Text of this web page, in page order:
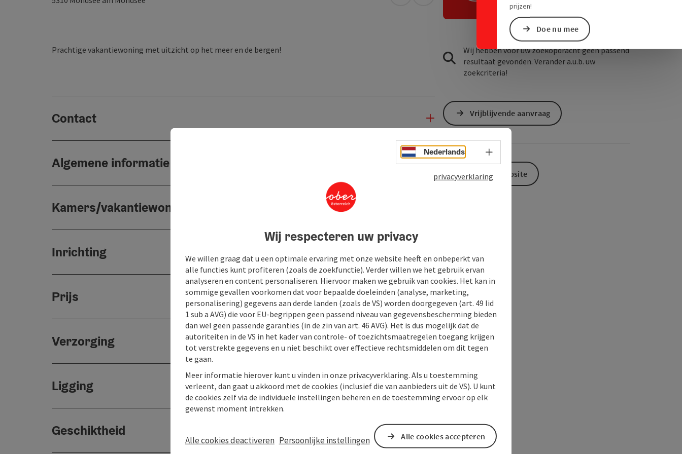
prijzen!
Doe nu mee
Prachtige vakantiewoning met uitzicht op het meer en de bergen!
Contact
Algemene informatie
Kamers/vakantiewoningen
Inrichting
Prijs
Verzorging
Ligging
Geschiktheid
Wij hebben voor uw zoekopdracht geen passend
resultaat gevonden. Verander a.u.b. uw
zoekcriteria!
Vrijblijvende aanvraag
Naar de website
Nederlands Taalkeuze - menu openen
privacyverklaring
Wij respecteren uw privacy
We willen graag dat u een optimale ervaring met onze website heeft en onbeperkt van
alle functies kunt profiteren (zoals de zoekfunctie). Verder willen we het gebruik ervan
analyseren en content personaliseren. Hiervoor maken we gebruik van cookies. Het kan in
sommige gevallen voorkomen dat voor bepaalde doeleinden (analyse, marketing,
personalisering) gegevens aan derde landen (zoals de VS) worden doorgegeven (art. 49 lid
1 sub a AVG) die voor EU-begrippen geen passend niveau van gegevensbescherming bieden
dan wel geen passende garanties (in de zin van art. 46 AVG). Het is dus mogelijk dat de
autoriteiten in de VS in het kader van controle- of toezichtsmaatregelen toegang krijgen
tot verstrekte gegevens en u niet beschikt over effectieve rechtsmiddelen om dit tegen
te gaan.
Meer informatie hierover kunt u vinden in onze privacyverklaring. Als u toestemming
verleent, dan gaat u akkoord met de cookies (inclusief die van aanbieders uit de VS). U kunt
de cookies zelf via de individuele instellingen beheren en de toestemming ervoor op elk
gewenst moment intrekken.
Alle cookies deactiveren Persoonlijke instellingen Alle cookies accepteren